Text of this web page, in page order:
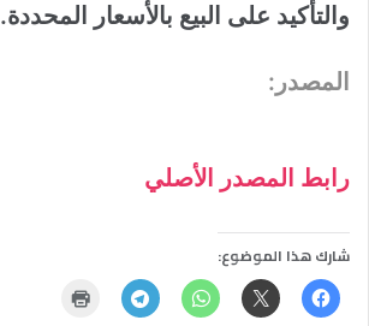
والتأكيد على البيع بالأسعار المحددة.
المصدر:
رابط المصدر الأصلي
شارك هذا الموضوع: